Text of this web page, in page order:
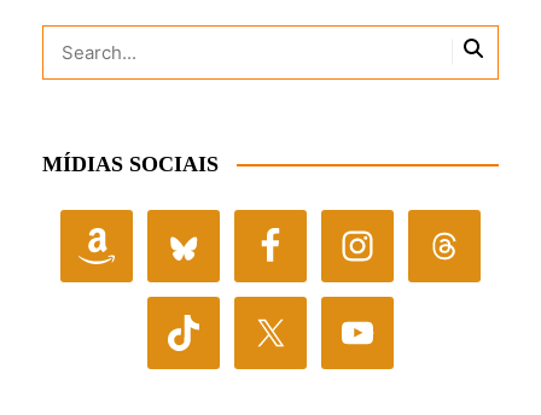
MÍDIAS SOCIAIS